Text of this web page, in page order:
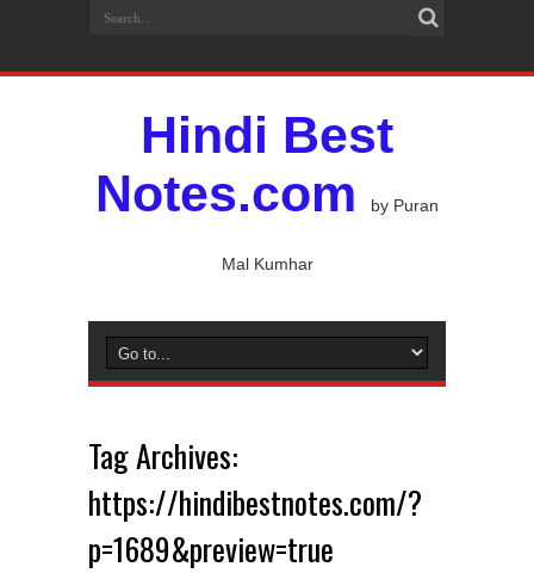
Hindi Best
Notes.com
by Puran
Mal Kumhar
Tag Archives:
https://hindibestnotes.com/?
p=1689&preview=true